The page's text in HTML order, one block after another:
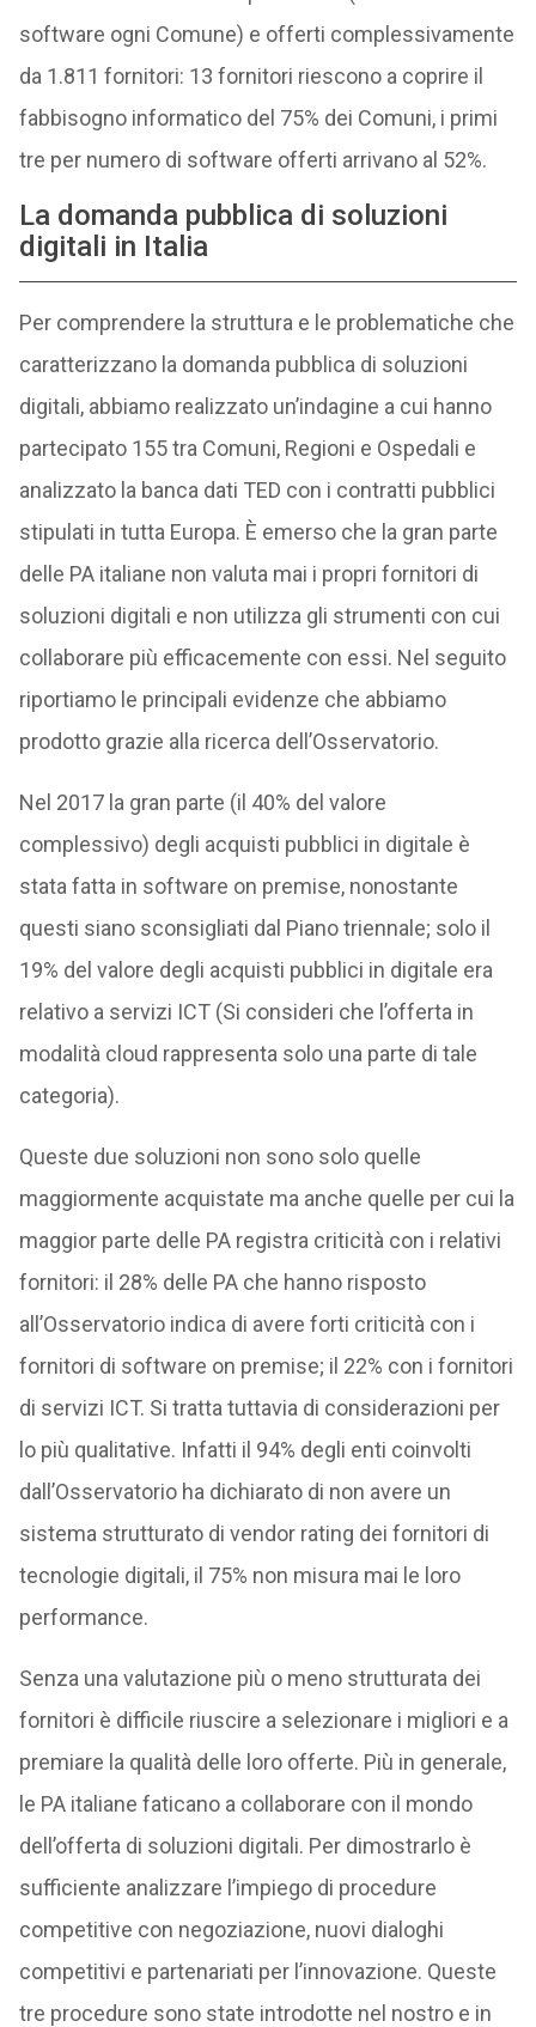
software ogni Comune) e offerti complessivamente
da 1.811 fornitori: 13 fornitori riescono a coprire il
fabbisogno informatico del 75% dei Comuni, i primi
tre per numero di software offerti arrivano al 52%.
La domanda pubblica di soluzioni
digitali in Italia
Per comprendere la struttura e le problematiche che
caratterizzano la domanda pubblica di soluzioni
digitali, abbiamo realizzato un’indagine a cui hanno
partecipato 155 tra Comuni, Regioni e Ospedali e
analizzato la banca dati TED con i contratti pubblici
stipulati in tutta Europa. È emerso che la gran parte
delle PA italiane non valuta mai i propri fornitori di
soluzioni digitali e non utilizza gli strumenti con cui
collaborare più efficacemente con essi. Nel seguito
riportiamo le principali evidenze che abbiamo
prodotto grazie alla ricerca dell’Osservatorio.
Nel 2017 la gran parte (il 40% del valore
complessivo) degli acquisti pubblici in digitale è
stata fatta in software on premise, nonostante
questi siano sconsigliati dal Piano triennale; solo il
19% del valore degli acquisti pubblici in digitale era
relativo a servizi ICT (Si consideri che l’offerta in
modalità cloud rappresenta solo una parte di tale
categoria).
Queste due soluzioni non sono solo quelle
maggiormente acquistate ma anche quelle per cui la
maggior parte delle PA registra criticità con i relativi
fornitori: il 28% delle PA che hanno risposto
all’Osservatorio indica di avere forti criticità con i
fornitori di software on premise; il 22% con i fornitori
di servizi ICT. Si tratta tuttavia di considerazioni per
lo più qualitative. Infatti il 94% degli enti coinvolti
dall’Osservatorio ha dichiarato di non avere un
sistema strutturato di vendor rating dei fornitori di
tecnologie digitali, il 75% non misura mai le loro
performance.
Senza una valutazione più o meno strutturata dei
fornitori è difficile riuscire a selezionare i migliori e a
premiare la qualità delle loro offerte. Più in generale,
le PA italiane faticano a collaborare con il mondo
dell’offerta di soluzioni digitali. Per dimostrarlo è
sufficiente analizzare l’impiego di procedure
competitive con negoziazione, nuovi dialoghi
competitivi e partenariati per l’innovazione. Queste
tre procedure sono state introdotte nel nostro e in